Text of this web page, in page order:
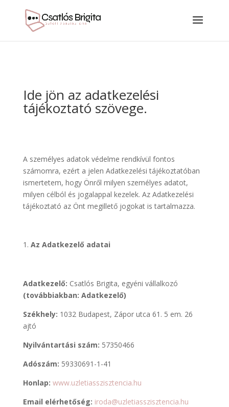
Ide jön az adatkezelési
tájékoztató szövege.
A személyes adatok védelme rendkívül fontos
számomra, ezért a jelen Adatkezelési tájékoztatóban
ismertetem, hogy Önről milyen személyes adatot,
milyen célból és jogalappal kezelek. Az Adatkezelési
tájékoztató az Önt megillető jogokat is tartalmazza.
Az Adatkezelő adatai
Adatkezelő: Csatlós Brigita, egyéni vállalkozó
(továbbiakban: Adatkezelő)
Székhely: 1032 Budapest, Zápor utca 61. 5 em. 26
ajtó
Nyilvántartási szám: 57350466
Adószám: 59330691-1-41
Honlap: www.uzletiasszisztencia.hu
Email elérhetőség: iroda@uzletiasszisztencia.hu